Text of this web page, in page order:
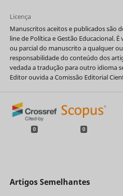
Licença
Manuscritos aceitos e publicados são
line de Política e Gestão Educacional.
ou parcial do manuscrito a qualquer
responsabilidade do conteúdo dos
vedada a tradução para outro idioma
Editor ouvida a Comissão Editorial
0 0
Artigos Semelhantes